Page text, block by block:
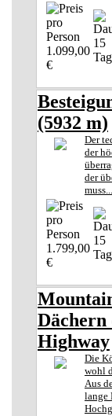
1.099,00
€
15
(5932 m)
Der
der
der
muss...
1.799,00
€
15
Highway
Die
wohl
Aus
lange